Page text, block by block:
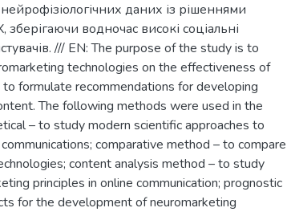
даних із рішеннями
зберігаючи водночас високі соціальні
/// EN: The purpose of the study is to
technologies on the effectiveness of
formulate recommendations for developing
The following methods were used in the
– to study modern scientific approaches to
comparative method – to compare
content analysis method – to study
principles in online communication; prognostic
for the development of neuromarketing